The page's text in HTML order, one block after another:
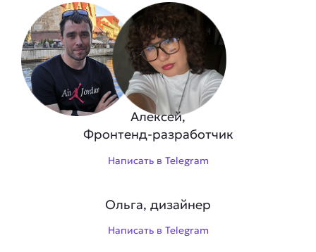
Алексей,
Фронтенд-разработчик
Написать в Telegram
Ольга, дизайнер
Написать в Telegram